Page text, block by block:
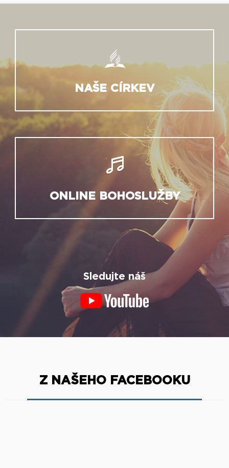
NAŠE CÍRKEV
ONLINE BOHOSLUŽBY
Sledujte náš
Z NAŠEHO FACEBOOKU